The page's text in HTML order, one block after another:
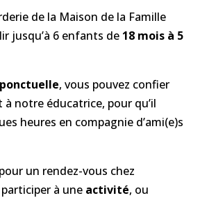
de la Maison de la Famille
jusqu’à 6 enfants de 18 mois à 5
ponctuelle, vous pouvez confier
notre éducatrice, pour qu’il
heures en compagnie d’ami(e)s
un rendez-vous chez
participer à une activité, ou